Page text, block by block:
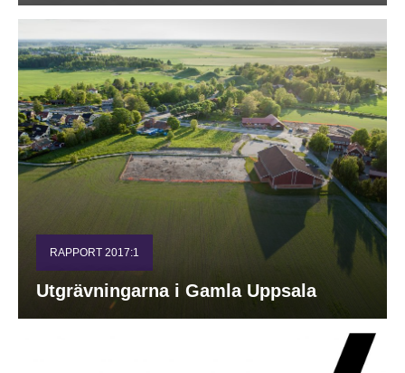
RAPPORT 2017:1
Utgrävningarna i Gamla Uppsala